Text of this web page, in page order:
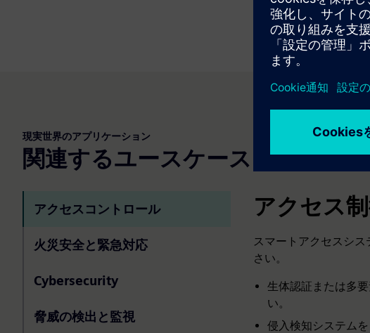
現実世界のアプリケーション
関連するユースケースを調べて
アクセスコントロール
火災安全と緊急対応
Cybersecurity
脅威の検出と監視
アクセス
スマートアクセスシ
さい。
生体認証または多
い。
侵入検知システム